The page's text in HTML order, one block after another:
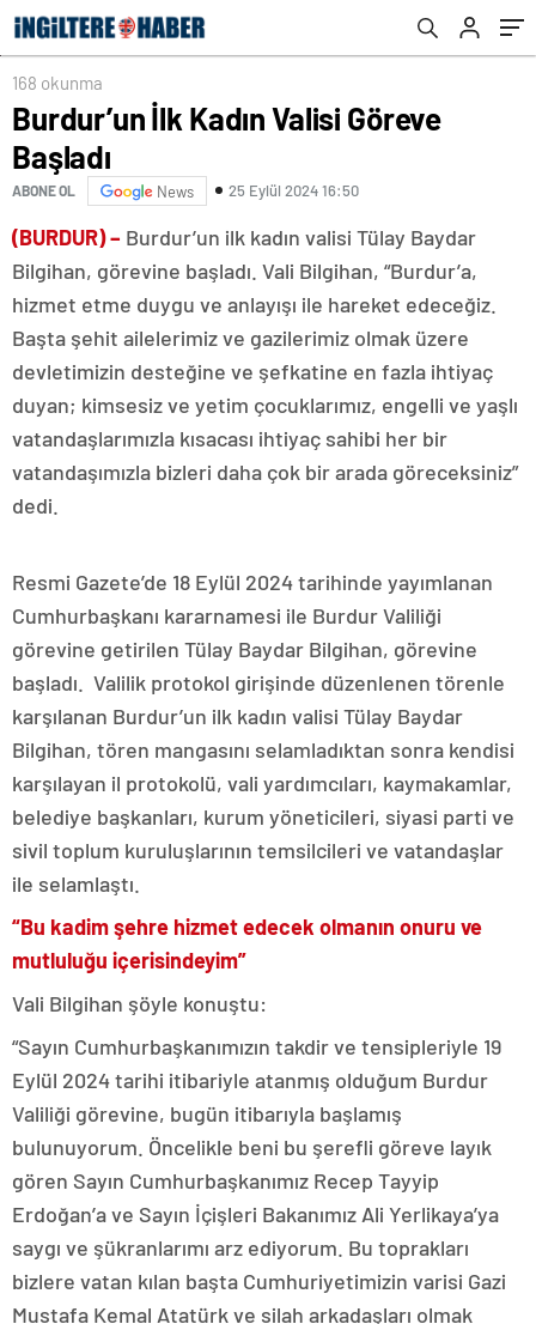
168 okunma
Burdur’un İlk Kadın Valisi Göreve
Başladı
ABONE OL News 25 Eylül 2024 16:50
(BURDUR) – Burdur’un ilk kadın valisi Tülay Baydar
Bilgihan, görevine başladı. Vali Bilgihan, “Burdur’a,
hizmet etme duygu ve anlayışı ile hareket edeceğiz.
Başta şehit ailelerimiz ve gazilerimiz olmak üzere
devletimizin desteğine ve şefkatine en fazla ihtiyaç
duyan; kimsesiz ve yetim çocuklarımız, engelli ve yaşlı
vatandaşlarımızla kısacası ihtiyaç sahibi her bir
vatandaşımızla bizleri daha çok bir arada göreceksiniz”
dedi.
Resmi Gazete’de 18 Eylül 2024 tarihinde yayımlanan
Cumhurbaşkanı kararnamesi ile Burdur Valiliği
görevine getirilen Tülay Baydar Bilgihan, görevine
başladı. Valilik protokol girişinde düzenlenen törenle
karşılanan Burdur’un ilk kadın valisi Tülay Baydar
Bilgihan, tören mangasını selamladıktan sonra kendisi
karşılayan il protokolü, vali yardımcıları, kaymakamlar,
belediye başkanları, kurum yöneticileri, siyasi parti ve
sivil toplum kuruluşlarının temsilcileri ve vatandaşlar
ile selamlaştı.
“Bu kadim şehre hizmet edecek olmanın onuru ve
mutluluğu içerisindeyim”
Vali Bilgihan şöyle konuştu:
“Sayın Cumhurbaşkanımızın takdir ve tensipleriyle 19
Eylül 2024 tarihi itibariyle atanmış olduğum Burdur
Valiliği görevine, bugün itibarıyla başlamış
bulunuyorum. Öncelikle beni bu şerefli göreve layık
gören Sayın Cumhurbaşkanımız Recep Tayyip
Erdoğan’a ve Sayın İçişleri Bakanımız Ali Yerlikaya’ya
saygı ve şükranlarımı arz ediyorum. Bu toprakları
bizlere vatan kılan başta Cumhuriyetimizin varisi Gazi
Mustafa Kemal Atatürk ve silah arkadaşları olmak